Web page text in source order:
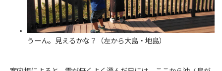
うーん。見えるかな？（左から大島・地島）